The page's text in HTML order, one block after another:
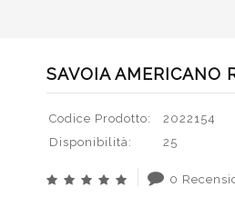
SAVOIA AMERICANO
Codice Prodotto:
2022154
Disponibilità:
25
0